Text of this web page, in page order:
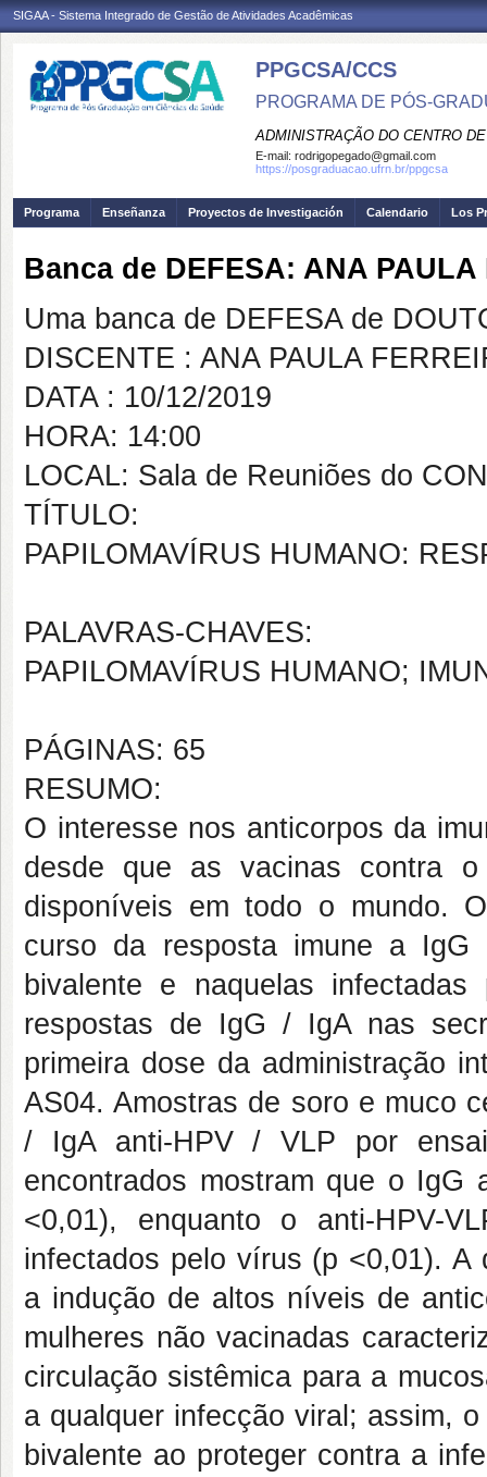
SIGAA - Sistema Integrado de Gestão de Atividades Acadêmicas
PPGCSA/CCS
PROGRAMA DE PÓS-
ADMINISTRAÇÃO DO CENTRO
E-mail: rodrigopegado@gmail.com
https://posgraduacao.ufrn.br/ppgcsa
Programa Enseñanza Proyectos de Investigación Calendario Los
Banca de DEFESA: ANA PAULA
Uma banca de DEFESA de
DISCENTE : ANA PAULA
DATA : 10/12/2019
HORA: 14:00
LOCAL: Sala de Reuniões do
TÍTULO:
PAPILOMAVÍRUS HUMANO:
PALAVRAS-CHAVES:
PAPILOMAVÍRUS HUMANO;
PÁGINAS: 65
RESUMO:
O interesse nos anticorpos da
desde que as vacinas contra o
disponíveis em todo o mundo.
curso da resposta imune a IgG
bivalente e naquelas
respostas de IgG / IgA nas
primeira dose da administração
AS04. Amostras de soro e muco
/ IgA anti-HPV / VLP por
encontrados mostram que o IgG
<0,01), enquanto o anti-HPV-
infectados pelo vírus (p <0,01).
a indução de altos níveis de
mulheres não vacinadas
circulação sistêmica para a
a qualquer infecção viral; assim,
bivalente ao proteger contra a